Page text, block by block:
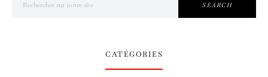
SEARCH
CATÉGORIES